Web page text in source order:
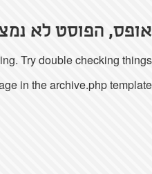
אופס, הפוסט לא
Try double checking things.
in the archive.php template.